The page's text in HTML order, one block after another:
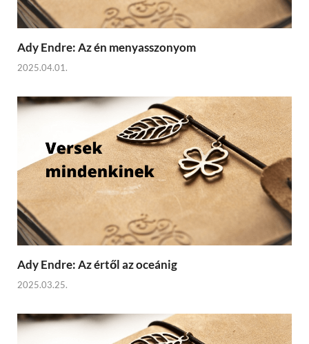
Ady Endre: Az én menyasszonyom
2025.04.01.
Ady Endre: Az értől az oceánig
2025.03.25.